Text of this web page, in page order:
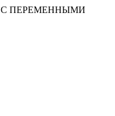
С ПЕРЕМЕННЫМИ